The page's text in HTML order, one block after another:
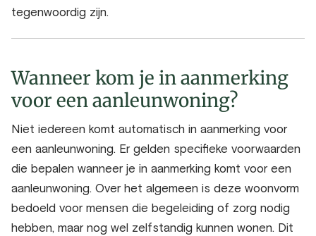
tegenwoordig zijn.
Wanneer kom je in aanmerking
voor een aanleunwoning?
Niet iedereen komt automatisch in aanmerking voor
een aanleunwoning. Er gelden specifieke voorwaarden
die bepalen wanneer je in aanmerking komt voor een
aanleunwoning. Over het algemeen is deze woonvorm
bedoeld voor mensen die begeleiding of zorg nodig
hebben, maar nog wel zelfstandig kunnen wonen. Dit